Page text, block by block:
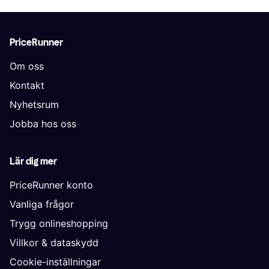
PriceRunner
Om oss
Kontakt
Nyhetsrum
Jobba hos oss
Lär dig mer
PriceRunner konto
Vanliga frågor
Trygg onlineshopping
Villkor & dataskydd
Cookie-inställningar